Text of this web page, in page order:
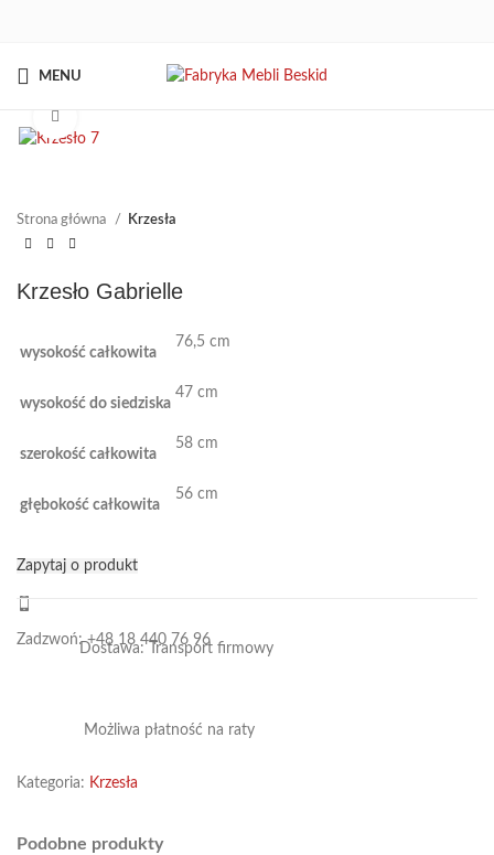
MENU
Strona główna Krzesła
Krzesło Gabrielle
wysokość całkowita
76,5 cm
wysokość do siedziska
47 cm
szerokość całkowita
58 cm
głębokość całkowita
56 cm
Zapytaj o produkt
Zadzwoń: +48 18 440 76 96
Dostawa: Transport firmowy
Możliwa płatność na raty
Kategoria: Krzesła
Podobne produkty